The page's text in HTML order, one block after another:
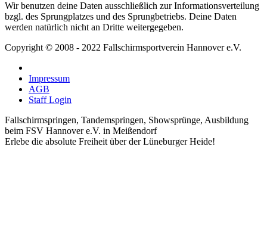
Wir benutzen deine Daten ausschließlich zur Informationsverteilung
bzgl. des Sprungplatzes und des Sprungbetriebs. Deine Daten
werden natürlich nicht an Dritte weitergegeben.
Copyright © 2008 - 2022 Fallschirmsportverein Hannover e.V.
Impressum
AGB
Staff Login
Fallschirmspringen, Tandemspringen, Showsprünge, Ausbildung
beim FSV Hannover e.V. in Meißendorf
Erlebe die absolute Freiheit über der Lüneburger Heide!